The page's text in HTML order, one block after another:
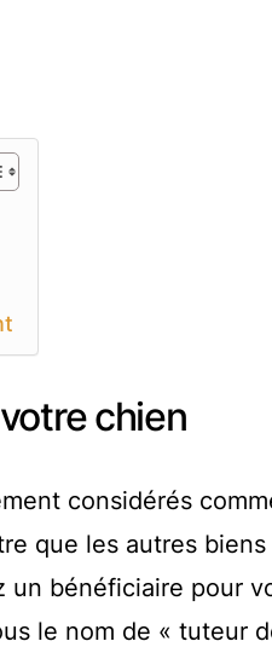
chien
considérés
que les autres
bénéficiaire pour
le nom de « tuteur